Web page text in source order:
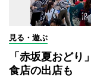
見る・遊ぶ
「赤坂夏おど
食店の出店も